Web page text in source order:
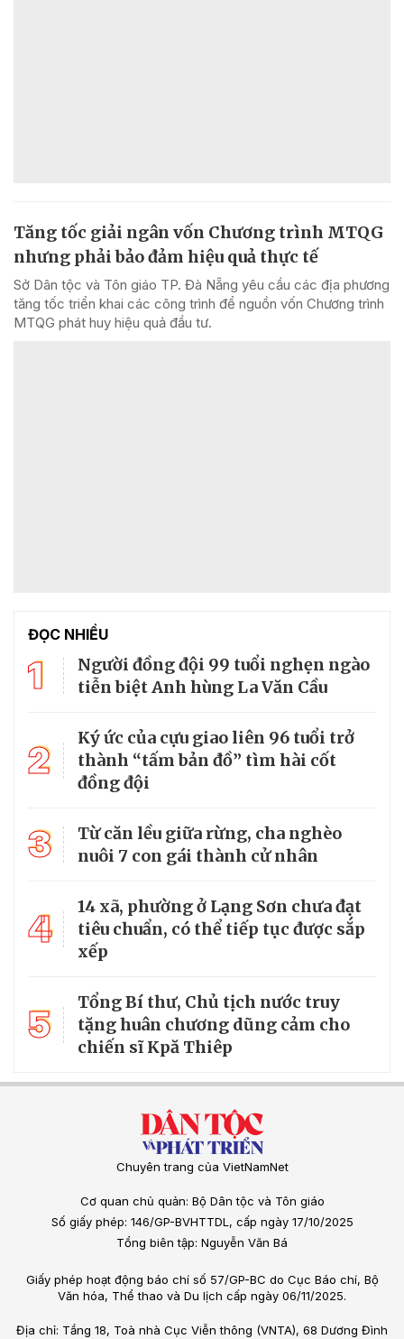
Tăng tốc giải ngân vốn Chương trình MTQG
nhưng phải bảo đảm hiệu quả thực tế
Sở Dân tộc và Tôn giáo TP. Đà Nẵng yêu cầu các địa phương
tăng tốc triển khai các công trình để nguồn vốn Chương trình
MTQG phát huy hiệu quả đầu tư.
ĐỌC NHIỀU
1
Người đồng đội 99 tuổi nghẹn ngào
tiễn biệt Anh hùng La Văn Cầu
2
Ký ức của cựu giao liên 96 tuổi trở
thành “tấm bản đồ” tìm hài cốt
đồng đội
3
Từ căn lều giữa rừng, cha nghèo
nuôi 7 con gái thành cử nhân
4
14 xã, phường ở Lạng Sơn chưa đạt
tiêu chuẩn, có thể tiếp tục được sắp
xếp
5
Tổng Bí thư, Chủ tịch nước truy
tặng huân chương dũng cảm cho
chiến sĩ Kpă Thiêp
Chuyên trang của VietNamNet
Cơ quan chủ quản: Bộ Dân tộc và Tôn giáo
Số giấy phép: 146/GP-BVHTTDL, cấp ngày 17/10/2025
Tổng biên tập: Nguyễn Văn Bá
Giấy phép hoạt động báo chí số 57/GP-BC do Cục Báo chí, Bộ
Văn hóa, Thể thao và Du lịch cấp ngày 06/11/2025.
Địa chỉ: Tầng 18, Toà nhà Cục Viễn thông (VNTA), 68 Dương Đình